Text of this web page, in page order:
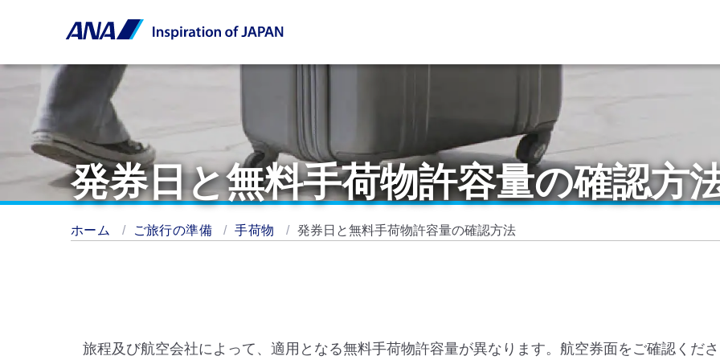
発券日と無料手荷物許容量の確認方
ホーム ご旅行の準備 手荷物 発券日と無料手荷物許容量の確認方法
旅程及び航空会社によって、適用となる無料手荷物許容量が異なります。航空券面をご確認くだ